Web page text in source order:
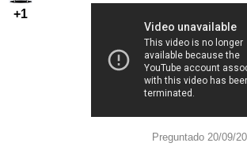
+1
Preguntado 20/09/